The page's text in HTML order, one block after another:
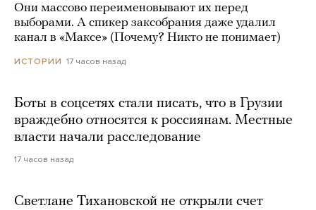
Они массово переименовывают их перед
выборами. А спикер заксобрания даже удалил
канал в «Максе» (Почему? Никто не понимает)
ИСТОРИИ 17 часов назад
Боты в соцсетях стали писать, что в Грузии
враждебно относятся к россиянам. Местные
власти начали расследование
17 часов назад
Светлане Тихановской не открыли счет